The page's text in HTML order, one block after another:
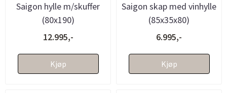
Saigon hylle m/skuffer
(80x190)
12.995,-
Kjøp
Saigon skap med vinhylle
(85x35x80)
6.995,-
Kjøp